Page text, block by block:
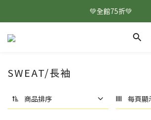
💚全館75折💚
SWEAT/長袖
商品排序 每頁顯